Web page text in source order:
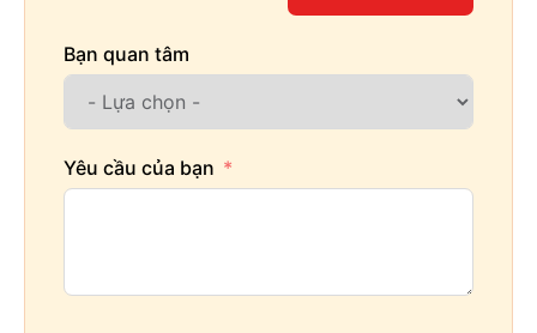
Bạn quan tâm
Yêu cầu của bạn